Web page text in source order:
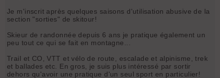
Je m'inscrit après quelques saisons d'utilisation abusive de la
section "sorties" de skitour!
Skieur de randonnée depuis 6 ans je pratique également un
peu tout ce qui se fait en montagne...
Trail et CO, VTT et vélo de route, escalade et alpinisme, trek
et ballades etc. En gros, je suis plus intéressé par sortir
dehors qu'avoir une pratique d'un seul sport en particulier!